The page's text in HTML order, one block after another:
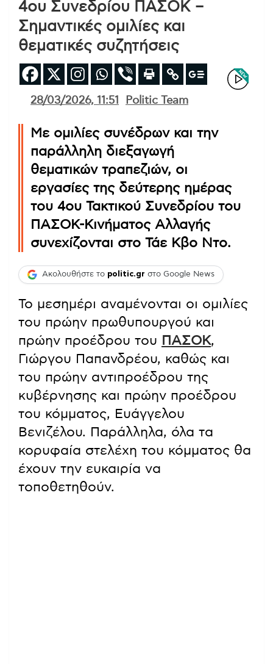
4ου Συνεδρίου ΠΑΣΟΚ –
Σημαντικές ομιλίες και
θεματικές συζητήσεις
28/03/2026, 11:51 Politic Team
Με ομιλίες συνέδρων και την
παράλληλη διεξαγωγή
θεματικών τραπεζιών, οι
εργασίες της δεύτερης ημέρας
του 4ου Τακτικού Συνεδρίου του
ΠΑΣΟΚ-Κινήματος Αλλαγής
συνεχίζονται στο Τάε Κβο Ντο.
Ακολουθήστε το politic.gr στο Google News
Το μεσημέρι αναμένονται οι ομιλίες
του πρώην πρωθυπουργού και
πρώην προέδρου του ΠΑΣΟΚ,
Γιώργου Παπανδρέου, καθώς και
του πρώην αντιπροέδρου της
κυβέρνησης και πρώην προέδρου
του κόμματος, Ευάγγελου
Βενιζέλου. Παράλληλα, όλα τα
κορυφαία στελέχη του κόμματος θα
έχουν την ευκαιρία να
τοποθετηθούν.